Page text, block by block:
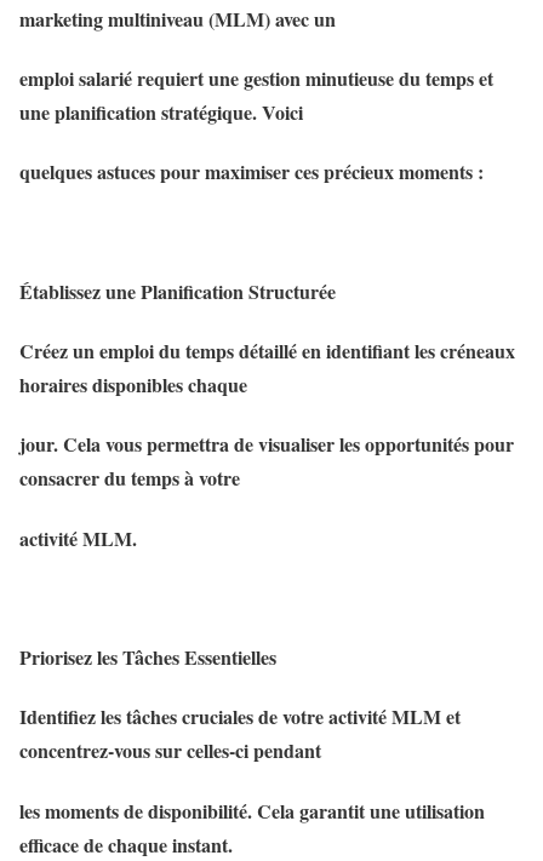
marketing multiniveau (MLM) avec un
emploi salarié requiert une gestion minutieuse du temps et
une planification stratégique. Voici
quelques astuces pour maximiser ces précieux moments :
Établissez une Planification Structurée
Créez un emploi du temps détaillé en identifiant les créneaux
horaires disponibles chaque
jour. Cela vous permettra de visualiser les opportunités pour
consacrer du temps à votre
activité MLM.
Priorisez les Tâches Essentielles
Identifiez les tâches cruciales de votre activité MLM et
concentrez-vous sur celles-ci pendant
les moments de disponibilité. Cela garantit une utilisation
efficace de chaque instant.